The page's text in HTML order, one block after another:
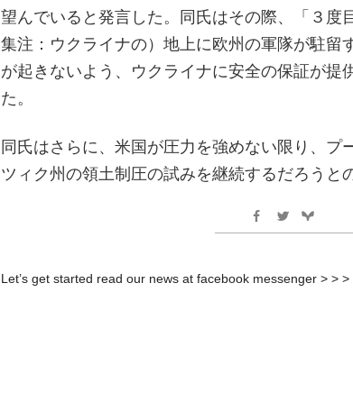
望んでいると発言した。同氏はその際、「３度
集注：ウクライナの）地上に欧州の軍隊が駐留
が起きないよう、ウクライナに安全の保証が提
た。
同氏はさらに、米国が圧力を強めない限り、プ
ツィク州の領土制圧の試みを継続するだろうと
Let’s get started read our news at facebook messenger > > >